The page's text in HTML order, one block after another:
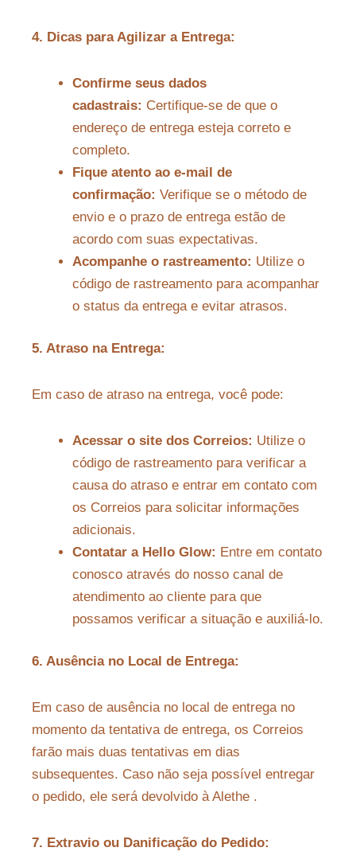
4. Dicas para Agilizar a Entrega:
Confirme seus dados
cadastrais: Certifique-se de que o
endereço de entrega esteja correto e
completo.
Fique atento ao e-mail de
confirmação: Verifique se o método de
envio e o prazo de entrega estão de
acordo com suas expectativas.
Acompanhe o rastreamento: Utilize o
código de rastreamento para acompanhar
o status da entrega e evitar atrasos.
5. Atraso na Entrega:
Em caso de atraso na entrega, você pode:
Acessar o site dos Correios: Utilize o
código de rastreamento para verificar a
causa do atraso e entrar em contato com
os Correios para solicitar informações
adicionais.
Contatar a Hello Glow: Entre em contato
conosco através do nosso canal de
atendimento ao cliente para que
possamos verificar a situação e auxiliá-lo.
6. Ausência no Local de Entrega:
Em caso de ausência no local de entrega no
momento da tentativa de entrega, os Correios
farão mais duas tentativas em dias
subsequentes. Caso não seja possível entregar
o pedido, ele será devolvido à Alethe .
7. Extravio ou Danificação do Pedido: